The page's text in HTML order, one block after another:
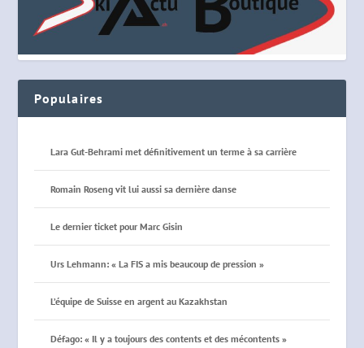
Populaires
Lara Gut-Behrami met définitivement un terme à sa carrière
Romain Roseng vit lui aussi sa dernière danse
Le dernier ticket pour Marc Gisin
Urs Lehmann: « La FIS a mis beaucoup de pression »
L’équipe de Suisse en argent au Kazakhstan
Défago: « Il y a toujours des contents et des mécontents »